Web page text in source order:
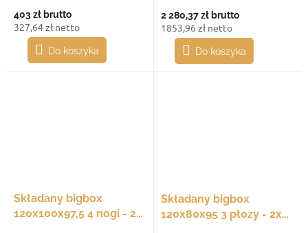
403 zł brutto
327,64 zł netto
Do koszyka
2 280,37 zł brutto
1853,96 zł netto
Do koszyka
Składany bigbox
120x100x97,5 4 nogi - 2x
Składany bigbox
120x80x95 3 płozy - 2x